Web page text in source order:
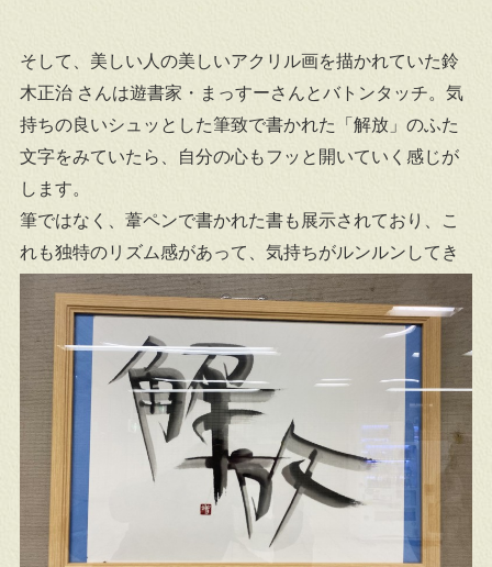
そして、美しい人の美しいアクリル画を描かれていた鈴
木正治 さんは遊書家・まっすーさんとバトンタッチ。気
持ちの良いシュッとした筆致で書かれた「解放」のふた
文字をみていたら、自分の心もフッと開いていく感じが
します。
筆ではなく、葦ペンで書かれた書も展示されており、こ
れも独特のリズム感があって、気持ちがルンルンしてき
ます。